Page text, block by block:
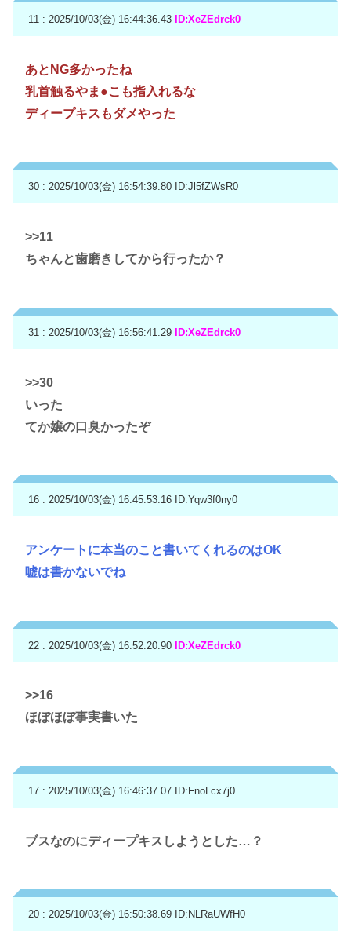
11 : 2025/10/03(金) 16:44:36.43 ID:XeZEdrck0
あとNG多かったね
乳首触るやま●こも指入れるな
ディープキスもダメやった
30 : 2025/10/03(金) 16:54:39.80 ID:Jl5fZWsR0
>>11
ちゃんと歯磨きしてから行ったか？
31 : 2025/10/03(金) 16:56:41.29 ID:XeZEdrck0
>>30
いった
てか嬢の口臭かったぞ
16 : 2025/10/03(金) 16:45:53.16 ID:Yqw3f0ny0
アンケートに本当のこと書いてくれるのはOK
嘘は書かないでね
22 : 2025/10/03(金) 16:52:20.90 ID:XeZEdrck0
>>16
ほぼほぼ事実書いた
17 : 2025/10/03(金) 16:46:37.07 ID:FnoLcx7j0
ブスなのにディープキスしようとした…？
20 : 2025/10/03(金) 16:50:38.69 ID:NLRaUWfH0